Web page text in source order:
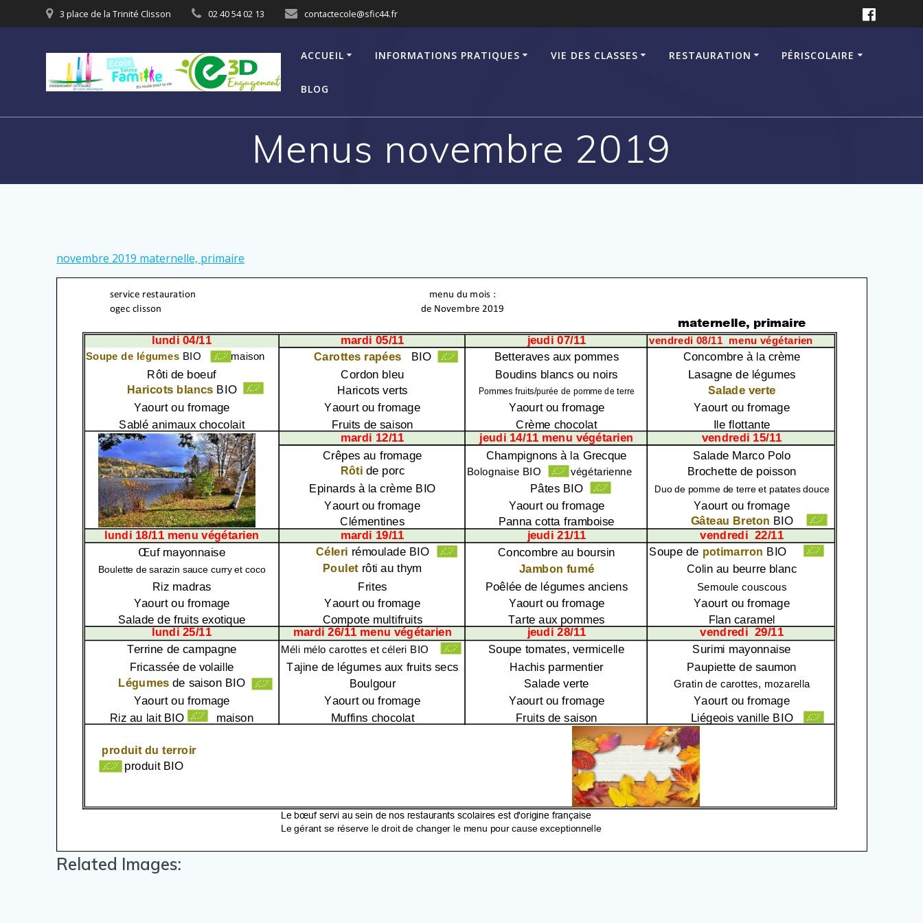
3 place de la Trinité Clisson 02 40 54 02 13 contactecole@sfic44.fr
ACCUEIL INFORMATIONS PRATIQUES VIE DES CLASSES RESTAURATION PÉRISCOLAIRE
BLOG
Menus novembre 2019
novembre 2019 maternelle, primaire
Related Images: